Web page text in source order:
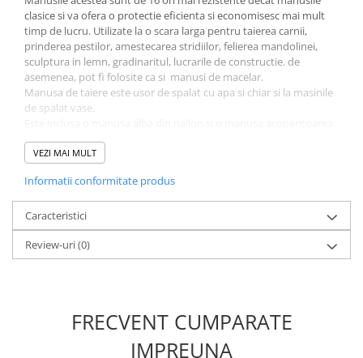
Masini de gaurit si insurubat
INSTRUMENTE MUZICALE
Accesorii chitara
Accesorii vioara-viola
CLARINET
Microfoane
Muzicuta
Orga electronica
Viori
clasice si va ofera o protectie eficienta si economisesc mai mult
timp de lucru. Utilizate la o scara larga pentru taierea carnii,
prinderea pestilor, amestecarea stridiilor, felierea mandolinei,
sculptura in lemn, gradinaritul, lucrarile de constructie. de
asemenea, pot fi folosite ca si manusi de macelar.
Manusa de taiere este usor de spalat cu apa si chiar si la masinile
de spalat vase.
din plasa din otel inoxidabil.
VEZI MAI MULT
Informatii conformitate produs
Caracteristici
Review-uri(0)
FRECVENT CUMPARATE
IMPREUNA